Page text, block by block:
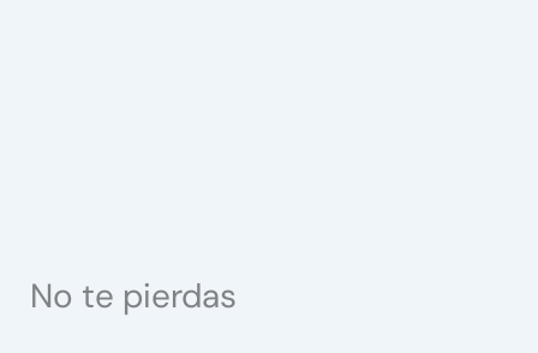
No te pierdas